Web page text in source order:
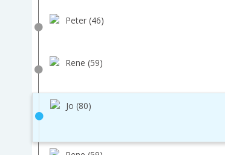
Peter (46)
Rene (59)
Jo (80)